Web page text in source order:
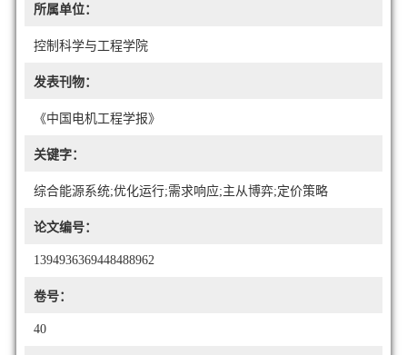
所属单位：
控制科学与工程学院
发表刊物：
《中国电机工程学报》
关键字：
综合能源系统;优化运行;需求响应;主从博弈;定价策略
论文编号：
1394936369448488962
卷号：
40